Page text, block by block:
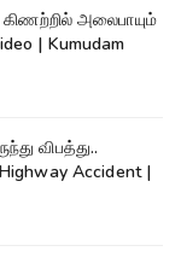
| Kumudam
விபத்து..
Accident |